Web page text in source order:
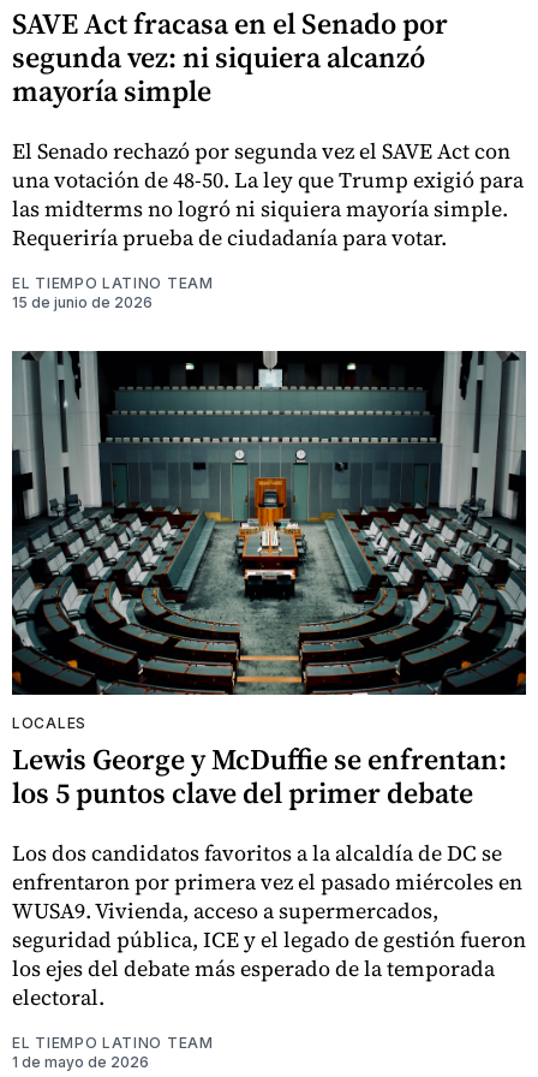
SAVE Act fracasa en el Senado por
segunda vez: ni siquiera alcanzó
mayoría simple
El Senado rechazó por segunda vez el SAVE Act con
una votación de 48-50. La ley que Trump exigió para
las midterms no logró ni siquiera mayoría simple.
Requeriría prueba de ciudadanía para votar.
EL TIEMPO LATINO TEAM
15 de junio de 2026
LOCALES
Lewis George y McDuffie se enfrentan:
los 5 puntos clave del primer debate
Los dos candidatos favoritos a la alcaldía de DC se
enfrentaron por primera vez el pasado miércoles en
WUSA9. Vivienda, acceso a supermercados,
seguridad pública, ICE y el legado de gestión fueron
los ejes del debate más esperado de la temporada
electoral.
EL TIEMPO LATINO TEAM
1 de mayo de 2026